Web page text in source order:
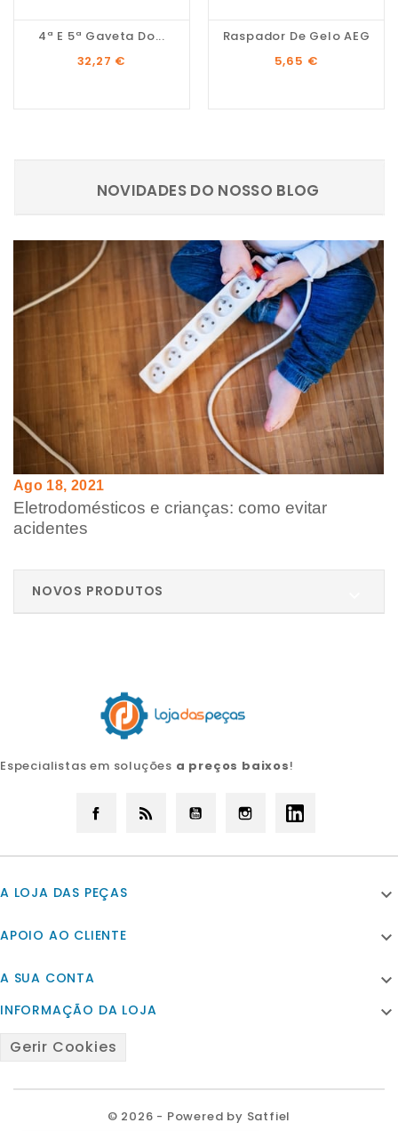
4ª E 5ª Gaveta Do...
Preço
32,27 €
Raspador De Gelo AEG
Preço
5,65 €
Ago 18, 2021
Eletrodomésticos e crianças: como evitar
acidentes
NOVIDADES DO NOSSO BLOG
NOVOS PRODUTOS
Especialistas em soluções a preços baixos!
Facebook YouTube Instagram
A LOJA DAS PEÇAS 
APOIO AO CLIENTE 
A SUA CONTA 
INFORMAÇÃO DA LOJA 
Gerir Cookies
© 2026 - Powered by Satfiel